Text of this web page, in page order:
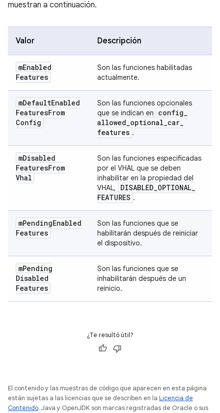
muestran a continuación.
Valor Descripción
mEnabled
Features
Son las funciones habilitadas
actualmente.
mDefaultEnabled
FeaturesFrom
Config
Son las funciones opcionales
que se indican en
config_
allowed_optional_car_
features .
mDisabled
FeaturesFrom
Vhal
Son las funciones especificadas
por el VHAL que se deben
inhabilitar en la propiedad del
VHAL,
DISABLED_OPTIONAL_
FEATURES .
mPendingEnabled
Features
Son las funciones que se
habilitarán después de reiniciar
el dispositivo.
mPending
Disabled
Features
Son las funciones que se
inhabilitarán después de un
reinicio.
¿Te resultó útil?
El contenido y las muestras de código que aparecen en esta página
están sujetas a las licencias que se describen en la Licencia de
Contenido. Java y OpenJDK son marcas registradas de Oracle o sus